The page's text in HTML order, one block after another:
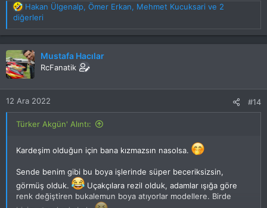
T
e
p
k
i
l
e
r
:
Hakan Ülgenalp, Ömer Erkan, Mehmet Kucuksari ve 2
diğerleri
Mustafa Hacılar
RcFanatik
12 Ara 2022 #14
Türker Akgün' Alıntı:
Kardeşim olduğun için bana kızmazsın nasolsa.
Sende benim gibi bu boya işlerinde süper beceriksizsin,
görmüş olduk.
Uçakçılara rezil olduk, adamlar ışığa göre
renk değiştiren bukalemun boya atıyorlar modellere. Birde